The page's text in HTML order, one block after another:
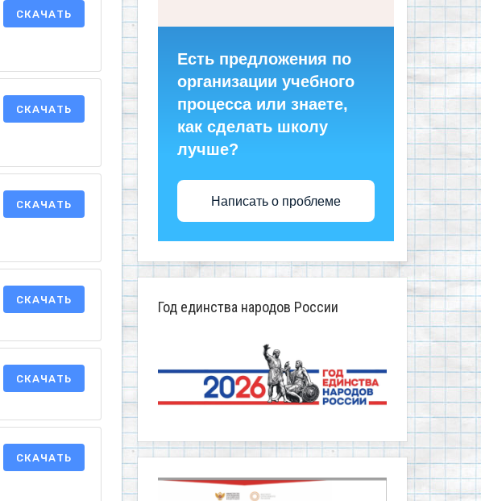
СКАЧАТЬ
СКАЧАТЬ
СКАЧАТЬ
СКАЧАТЬ
СКАЧАТЬ
СКАЧАТЬ
Есть предложения по
организации учебного
процесса или знаете,
как сделать школу
лучше?
Написать о проблеме
Год единства народов России